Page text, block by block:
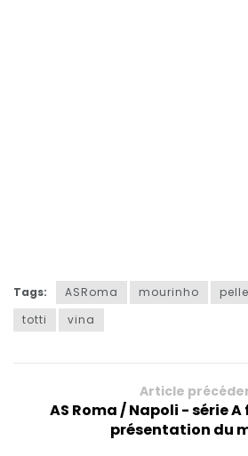
Tags: ASRoma mourinho
totti
vina
Article
AS Roma / Napoli - série
présentation du